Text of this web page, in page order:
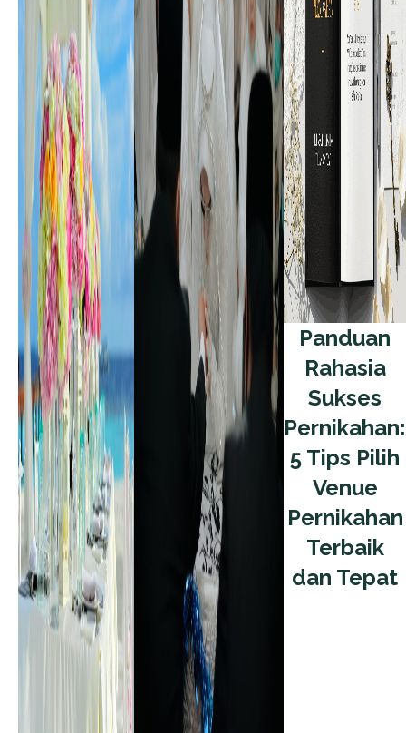
Panduan
Rahasia
Sukses
Pernikahan:
5 Tips Pilih
Venue
Pernikahan
Terbaik
dan Tepat